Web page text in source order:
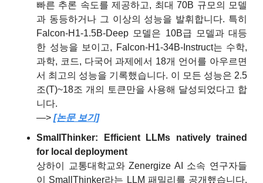
빠른 추론 속도를 제공하고, 최대 70B 규모의 모델
과 동등하거나 그 이상의 성능을 발휘합니다. 특히
Falcon-H1-1.5B-Deep 모델은 10B급 모델과 대등
한 성능을 보이고, Falcon-H1-34B-Instruct는 수학,
과학, 코드, 다국어 과제에서 18개 언어를 아우르면
서 최고의 성능을 기록했습니다. 이 모든 성능은 2.5
조(T)~18조 개의 토큰만을 사용해 달성되었다고 합
니다.
—> [논문 보기]
SmallThinker: Efficient LLMs natively trained
for local deployment
상하이 교통대학교와 Zenergize AI 소속 연구자들
이 SmallThinker라는 LLM 패밀리를 공개했습니다.